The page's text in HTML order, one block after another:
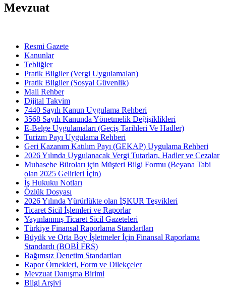
Mevzuat
Resmi Gazete
Kanunlar
Tebliğler
Pratik Bilgiler (Vergi Uygulamaları)
Pratik Bilgiler (Sosyal Güvenlik)
Mali Rehber
Dijital Takvim
7440 Sayılı Kanun Uygulama Rehberi
3568 Sayılı Kanunda Yönetmelik Değişiklikleri
E-Belge Uygulamaları (Geçiş Tarihleri Ve Hadler)
Turizm Payı Uygulama Rehberi
Geri Kazanım Katılım Payı (GEKAP) Uygulama Rehberi
2026 Yılında Uygulanacak Vergi Tutarları, Hadler ve Cezalar
Muhasebe Büroları için Müşteri Bilgi Formu (Beyana Tabi
olan 2025 Gelirleri İçin)
İş Hukuku Notları
Özlük Dosyası
2026 Yılında Yürürlükte olan İŞKUR Teşvikleri
Ticaret Sicil İşlemleri ve Raporlar
Yayınlanmış Ticaret Sicil Gazeteleri
Türkiye Finansal Raporlama Standartları
Büyük ve Orta Boy İşletmeler İçin Finansal Raporlama
Standardı (BOBİ FRS)
Bağımsız Denetim Standartları
Rapor Örnekleri, Form ve Dilekçeler
Mevzuat Danışma Birimi
Bilgi Arşivi